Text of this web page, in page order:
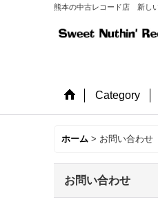
熊本の中古レコード店 新し
Category
ホーム > お問い合わせ
お問い合わせ